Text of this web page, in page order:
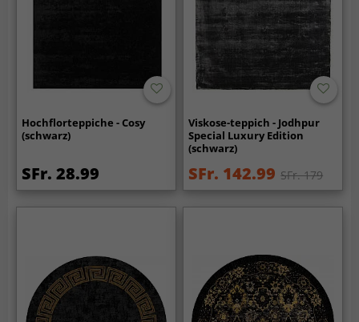
Hochflorteppiche - Cosy
(schwarz)
SFr. 28.99
Viskose-teppich - Jodhpur
Special Luxury Edition
(schwarz)
SFr. 142.99 SFr. 179